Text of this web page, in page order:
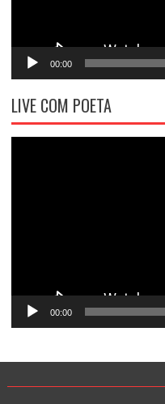
00:00
LIVE COM POETA
00:00